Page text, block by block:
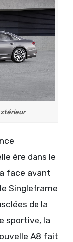
ère dans le
face avant
Singleframe
de la
sportive, la
A8 fait